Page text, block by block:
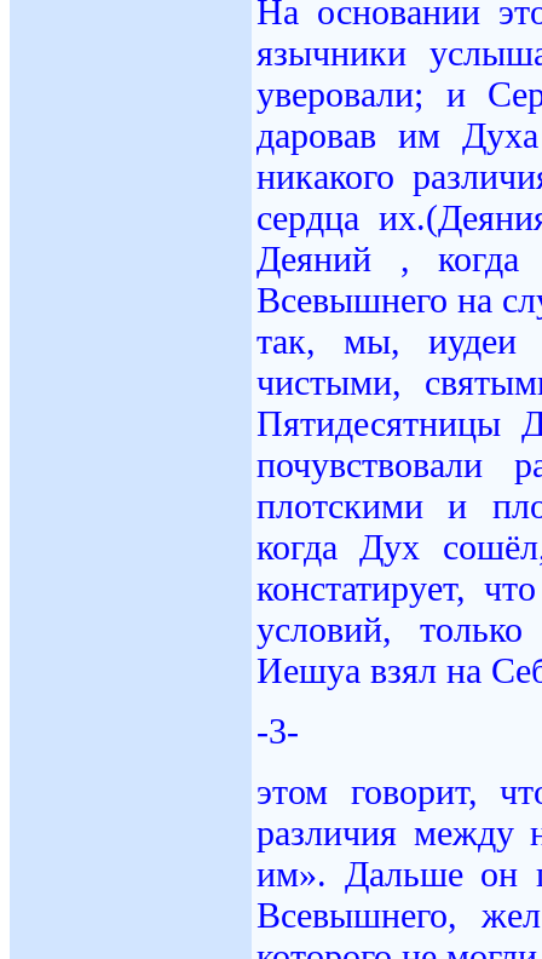
На основании
язычники
уверовали; и
даровав им
никакого
сердца
Деяний ,
Всевышнего на
так, мы, иудеи
чистыми,
Пятидесятницы
плотскими и
когда Дух
констатирует,
условий,
Иешуа взял на
-3-
этом говорит,
различия
им». Дальше он
Всевышнего,